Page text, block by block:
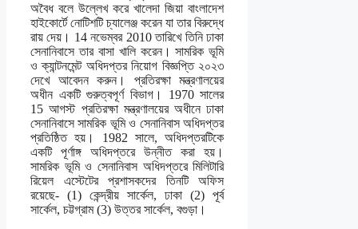
অবৈধ বলে উল্লেখ করে খালেদা জিয়া বাংলাদেশ
হাইকোর্টে নোটিশটি চ্যালেঞ্জ করেন যা তার বিরুদ্ধে
রায় দেয়। 14 নভেম্বর 2010 তারিখে তিনি ঢাকা
সেনানিবাসে তার বাসা খালি করেন। সামরিক ভূমি
ও ক্যান্টনমেন্ট অধিদপ্তর নিয়োগ বিজ্ঞপ্তি ২০২৩
দেখে আবেদন করুন। প্রতিরক্ষা মন্ত্রণালয়ের
অধীন একটি গুরুত্বপূর্ণ বিভাগ। 1970 সালের
15 আগস্ট প্রতিরক্ষা মন্ত্রণালয়ের অধীনে ঢাকা
সেনানিবাসে সামরিক ভূমি ও সেনানিবাস অধিদপ্তর
প্রতিষ্ঠিত হয়। 1982 সালে, অধিদপ্তরটিকে
একটি পূর্ণাঙ্গ অধিদপ্তরে উন্নীত করা হয়।
সামরিক ভূমি ও সেনানিবাস অধিদপ্তরে মিলিটারি
রিয়েল এস্টেটের প্রশাসকদের তিনটি অফিস
রয়েছে- (1) কেন্দ্রীয় সার্কেল, ঢাকা (2) পূর্ব
সার্কেল, চট্টগ্রাম (3) উত্তর সার্কেল, বগুড়া।